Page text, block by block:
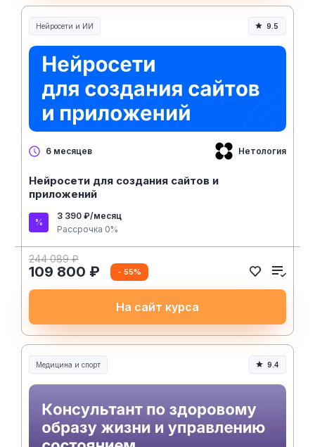
Нейросети и ИИ
Нейросети и искусственный интеллект
9.5
6 месяцев Нетология
Нейросети для создания сайтов и
приложений
3 390 ₽/месяц
Рассрочка 0%
244 089 ₽
109 800 ₽ - 55%
На сайт курса
Медицина и спорт
Медицина, спорт и здоровье
9.4